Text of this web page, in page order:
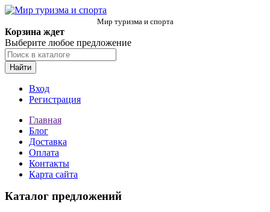
Мир туризма и спорта
Корзина ждет
Выберите любое предложение
Найти
Вход
Регистрация
Главная
Блог
Доставка
Оплата
Контакты
Карта сайта
Каталог предложений